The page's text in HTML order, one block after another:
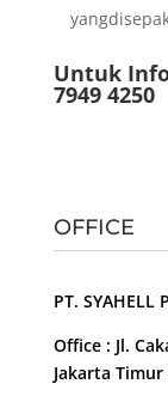
Untuk
7949 4250
OFFICE
PT. SYAHELL
Office : Jl.
Jakarta Timur